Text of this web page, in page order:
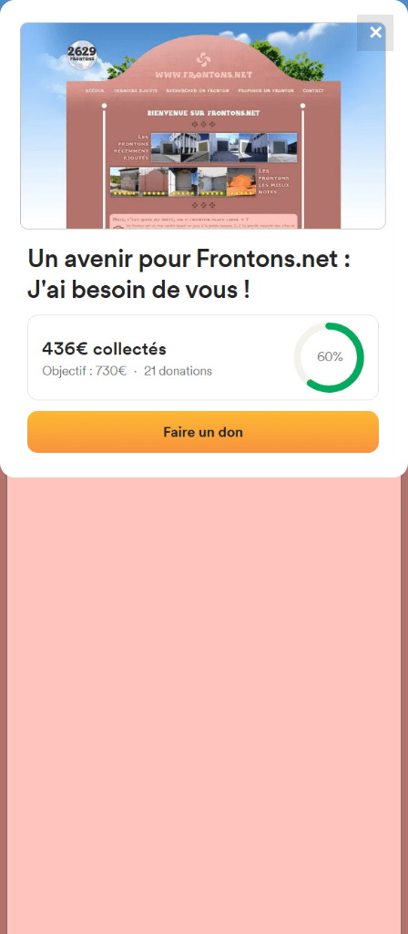
FRONTONS.NET
RECHERCHER UN FRONTON
PROPOSER UN FRONTON
4867
frontons
32000 Auch, France
Photos Commentaires et avis
✕